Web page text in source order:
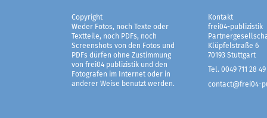
Copyright
Weder Fotos, noch Texte oder
Textteile, noch PDFs, noch
Screenshots von den Fotos und
PDFs dürfen ohne Zustimmung
von frei04 publizistik und den
Fotografen im Internet oder in
anderer Weise benutzt werden.
Kontakt
frei04-publizistik
Klüpfelstraße 6
70193 Stuttgart
Tel. 0049 711 28 49
contact@frei04-